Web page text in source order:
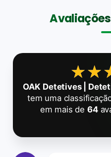
OAK Detetives |
tem uma
em mais de 64